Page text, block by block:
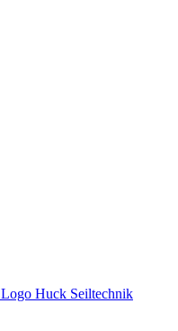
Logo Huck Seiltechnik